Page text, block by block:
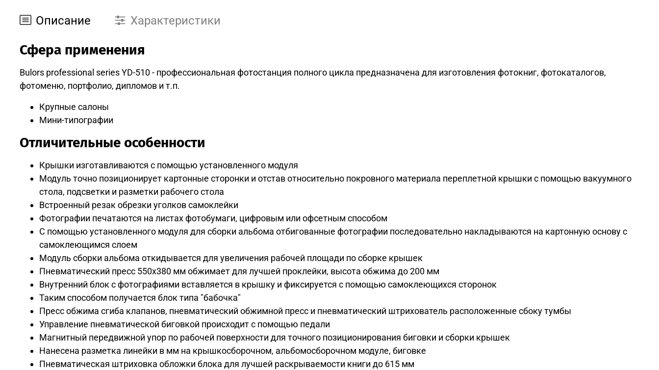
Описание Характеристики
Сфера применения
Bulors professional series YD-510 - профессиональная фотостанция полного цикла предназначена для изготовления фотокниг, фотокаталогов,
фотоменю, портфолио, дипломов и т.п.
Крупные салоны
Мини-типографии
Отличительные особенности
Крышки изготавливаются с помощью установленного модуля
Модуль точно позиционирует картонные сторонки и отстав относительно покровного материала переплетной крышки с помощью вакуумного
стола, подсветки и разметки рабочего стола
Встроенный резак обрезки уголков самоклейки
Фотографии печатаются на листах фотобумаги, цифровым или офсетным способом
С помощью установленного модуля для сборки альбома отбигованные фотографии последовательно накладываются на картонную основу с
самоклеющимся слоем
Модуль сборки альбома откидывается для увеличения рабочей площади по сборке крышек
Пневматический пресс 550х380 мм обжимает для лучшей проклейки, высота обжима до 200 мм
Внутренний блок с фотографиями вставляется в крышку и фиксируется с помощью самоклеющихся сторонок
Таким способом получается блок типа "бабочка"
Пресс обжима сгиба клапанов, пневматический обжимной пресс и пневматический штрихователь расположенные сбоку тумбы
Управление пневматической биговкой происходит с помощью педали
Магнитный передвижной упор по рабочей поверхности для точного позиционирования биговки и сборки крышек
Нанесена разметка линейки в мм на крышкосборочном, альбомосборочном модуле, биговке
Пневматическая штриховка обложки блока для лучшей раскрываемости книги до 615 мм